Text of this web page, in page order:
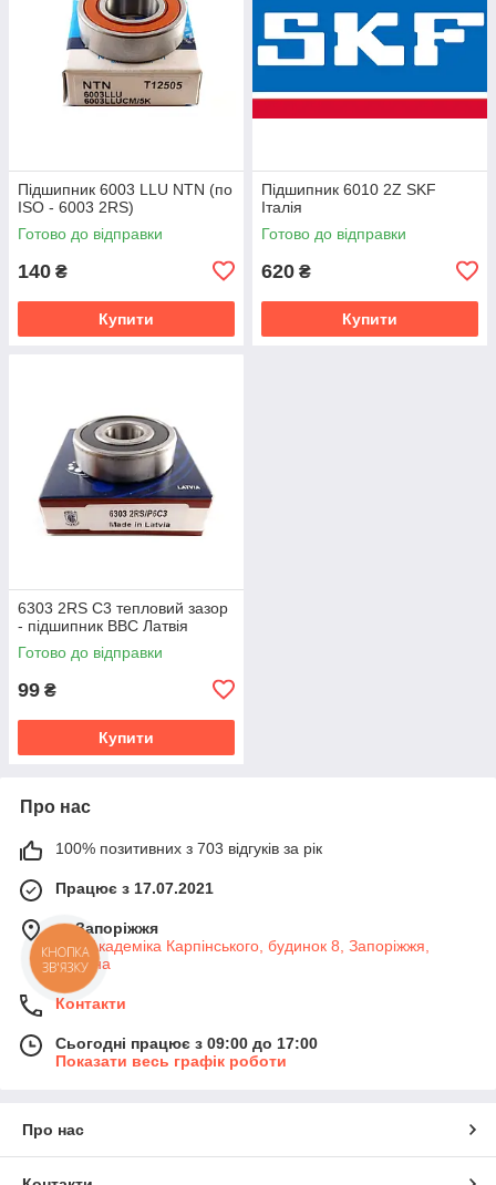
Підшипник 6003 LLU NTN (по
ISO - 6003 2RS)
Готово до відправки
140 ₴
Купити
Підшипник 6010 2Z SKF
Італія
Готово до відправки
620 ₴
Купити
6303 2RS C3 тепловий зазор
- підшипник BBC Латвія
Готово до відправки
99 ₴
Купити
Про нас
100% позитивних з 703 відгуків за рік
Працює з 17.07.2021
м. Запоріжжя
вул. Академіка Карпінського, будинок 8, Запоріжжя,
Україна
Контакти
Сьогодні працює з 09:00 до 17:00
Показати весь графік роботи
Про нас
КНОПКА
ЗВ'ЯЗКУ